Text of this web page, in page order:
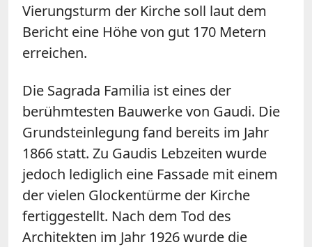
Vierungsturm der Kirche soll laut dem
Bericht eine Höhe von gut 170 Metern
erreichen.
Die Sagrada Familia ist eines der
berühmtesten Bauwerke von Gaudi. Die
Grundsteinlegung fand bereits im Jahr
1866 statt. Zu Gaudis Lebzeiten wurde
jedoch lediglich eine Fassade mit einem
der vielen Glockentürme der Kirche
fertiggestellt. Nach dem Tod des
Architekten im Jahr 1926 wurde die